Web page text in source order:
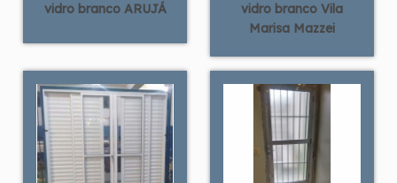
vidro branco ARUJÁ
vidro branco Vila
Marisa Mazzei